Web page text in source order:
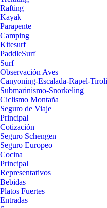
Rafting
Kayak
Parapente
Camping
Kitesurf
PaddleSurf
Surf
Observación Aves
Canyoning-Escalada-Rapel-
Submarinismo-Snorkeling
Ciclismo Montaña
Seguro de Viaje
Principal
Cotización
Seguro Schengen
Seguro Europeo
Cocina
Principal
Representativos
Bebidas
Platos Fuertes
Entradas